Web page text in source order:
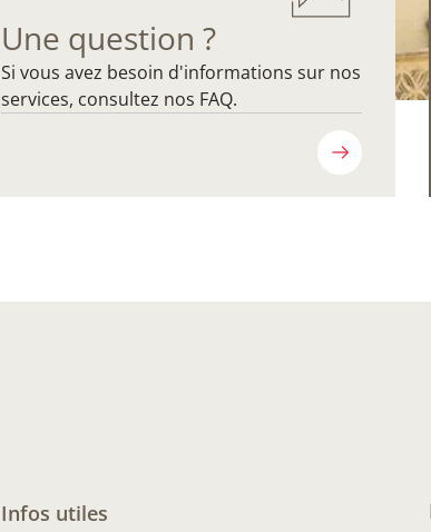
Une question ?
Si vous avez besoin d'informations sur nos
services, consultez nos FAQ.
Infos utiles